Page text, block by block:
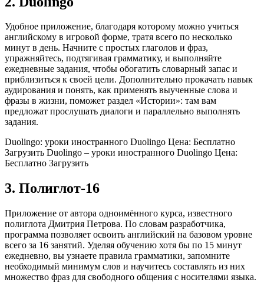
Удобное приложение, благодаря которому можно учиться
английскому в игровой форме, тратя всего по несколько
минут в день. Начните с простых глаголов и фраз,
упражняйтесь, подтягивая грамматику, и выполняйте
ежедневные задания, чтобы обогатить словарный запас и
приблизиться к своей цели. Дополнительно прокачать навык
аудирования и понять, как применять выученные слова и
фразы в жизни, поможет раздел «Истории»: там вам
предложат прослушать диалоги и параллельно выполнять
задания.
Duolingo: уроки иностранного Duolingo Цена: Бесплатно
Загрузить Duolingo – уроки иностранного Duolingo Цена:
Бесплатно Загрузить
3. Полиглот‑16
Приложение от автора одноимённого курса, известного
полиглота Дмитрия Петрова. По словам разработчика,
программа позволяет освоить английский на базовом уровне
всего за 16 занятий. Уделяя обучению хотя бы по 15 минут
ежедневно, вы узнаете правила грамматики, запомните
необходимый минимум слов и научитесь составлять из них
множество фраз для свободного общения с носителями языка.